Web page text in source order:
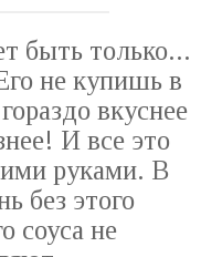
быть только...
не купишь в
вкуснее
И все это
руками. В
без этого
соуса не